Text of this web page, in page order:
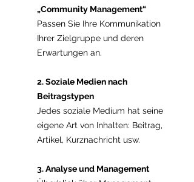
„Community Management“
Passen Sie Ihre Kommunikation
Ihrer Zielgruppe und deren
Erwartungen an.
2. Soziale Medien nach
Beitragstypen
Jedes soziale Medium hat seine
eigene Art von Inhalten: Beitrag,
Artikel, Kurznachricht usw.
3. Analyse und Management